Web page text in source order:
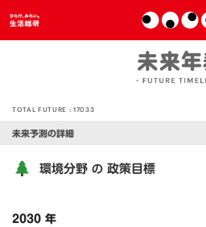
TOTAL FUTURE :17033
未来予測の詳細
環境分野 の 政策目標
2030 年